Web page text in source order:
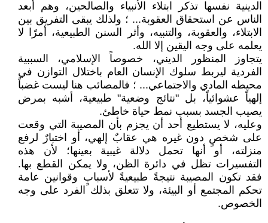
الدينية نفسها تذكر ابتلاء الأنبياء والصالحين، وهم أبعد
الناس عن استحقاق العقوبة... ؛ ولذلك يبقى التفريق بين
الابتلاء، والعقوبة، والتنبيه، وأثر السنن الطبيعية، أمرًا لا
يعلمه على وجه اليقين إلا الله.
يتجاوز المنظور الديني، خصوصاً الإسلامي، السببية
الفردية ليربط سلوك الإنسان العام باختلال التوازن في
محيطه المادي والاجتماعي... ؛ فالمصائب هنا ليست غضباً
إلهياً عشوائياً، بل "نتائج وضعية" طبيعية، أشبه بمرض
يصيب الجسد بسبب نمط حياة خاطئ.
وعليه، لا يستطيع أحد أن يجزم بأن المصيبة التي وقعت
على شخصٍ دون غيره هي عقابٌ إلهي، أو اختبارٌ لرفع
منزلته، أو أنها تحمل دلالة غيبية بعينها؛ لأن هذه
التفسيرات تظل في دائرة الظن، ولا يمكن القطع بها.
فقد تكون المصيبة نتيجةً طبيعيةً لأسبابٍ وقوانين عامة
تحكم المجتمع أو البيئة، ولا تتعلق بذلك الفرد على وجه
الخصوص.